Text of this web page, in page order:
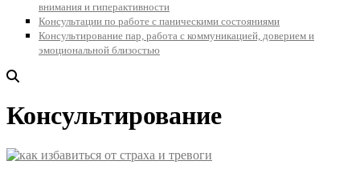
внимания и гиперактивности
Консультации по работе с паническими состояниями
Консультирование пар, работа с коммуникацией, доверием и
эмоциональной близостью
Консультирование